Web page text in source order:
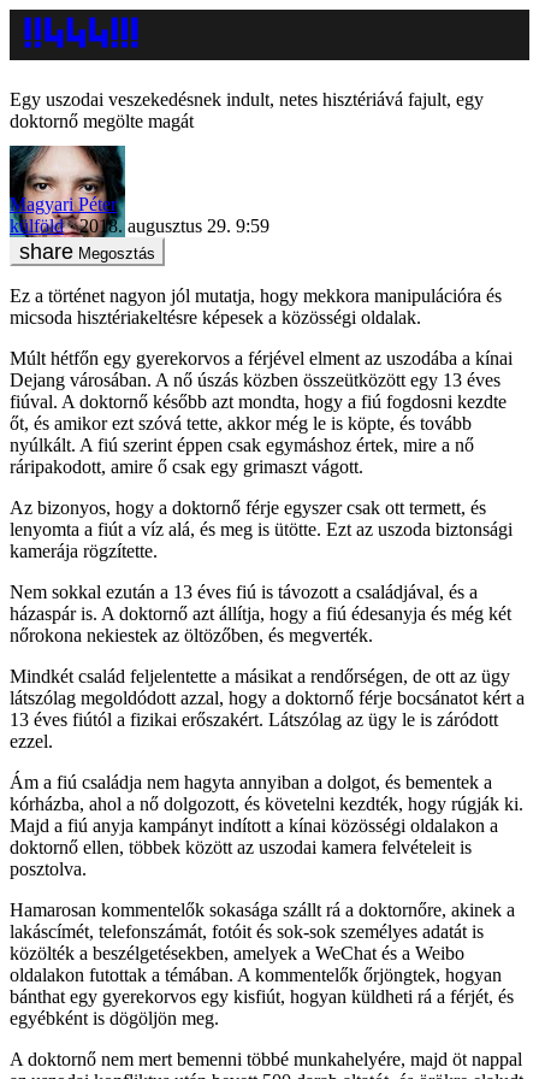
Egy uszodai veszekedésnek indult, netes hisztériává fajult, egy
doktornő megölte magát
Magyari Péter
külföld
2018. augusztus 29. 9:59
Megosztás
Ez a történet nagyon jól mutatja, hogy mekkora manipulációra és
micsoda hisztériakeltésre képesek a közösségi oldalak.
Múlt hétfőn egy gyerekorvos a férjével elment az uszodába a kínai
Dejang városában. A nő úszás közben összeütközött egy 13 éves
fiúval. A doktornő később azt mondta, hogy a fiú fogdosni kezdte
őt, és amikor ezt szóvá tette, akkor még le is köpte, és tovább
nyúlkált. A fiú szerint éppen csak egymáshoz értek, mire a nő
ráripakodott, amire ő csak egy grimaszt vágott.
Az bizonyos, hogy a doktornő férje egyszer csak ott termett, és
lenyomta a fiút a víz alá, és meg is ütötte. Ezt az uszoda biztonsági
kamerája rögzítette.
Nem sokkal ezután a 13 éves fiú is távozott a családjával, és a
házaspár is. A doktornő azt állítja, hogy a fiú édesanyja és még két
nőrokona nekiestek az öltözőben, és megverték.
Mindkét család feljelentette a másikat a rendőrségen, de ott az ügy
látszólag megoldódott azzal, hogy a doktornő férje bocsánatot kért a
13 éves fiútól a fizikai erőszakért. Látszólag az ügy le is záródott
ezzel.
Ám a fiú családja nem hagyta annyiban a dolgot, és bementek a
kórházba, ahol a nő dolgozott, és követelni kezdték, hogy rúgják ki.
Majd a fiú anyja kampányt indított a kínai közösségi oldalakon a
doktornő ellen, többek között az uszodai kamera felvételeit is
posztolva.
Hamarosan kommentelők sokasága szállt rá a doktornőre, akinek a
lakáscímét, telefonszámát, fotóit és sok-sok személyes adatát is
közölték a beszélgetésekben, amelyek a WeChat és a Weibo
oldalakon futottak a témában. A kommentelők őrjöngtek, hogyan
bánthat egy gyerekorvos egy kisfiút, hogyan küldheti rá a férjét, és
egyébként is dögöljön meg.
A doktornő nem mert bemenni többé munkahelyére, majd öt nappal